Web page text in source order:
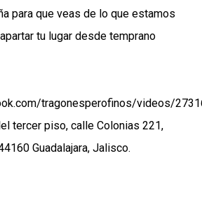
para que veas de lo que estamos
tu lugar desde temprano
tragonesperofinos/videos/
tercer piso, calle Colonias 221,
Guadalajara, Jalisco.